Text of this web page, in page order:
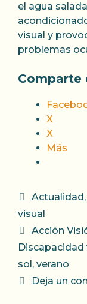
el agua
visual y
problemas
Comparte
X
X
Más
Categorías
Actualidad ,
visual
Etiquetas
Acción
Discapacidad
sol , verano
Deja un